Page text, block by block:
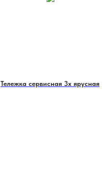
Тележка сервисная 3х ярусная